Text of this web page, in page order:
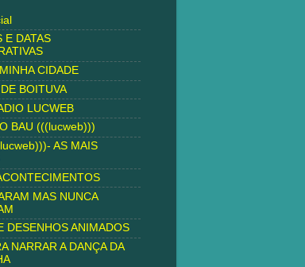
E DATAS
CIDADE
BOITUVA
LUCWEB
BAU (((lucweb)))
AS MAIS
MAS NUNCA
DESENHOS ANIMADOS
NARRAR A DANÇA DA